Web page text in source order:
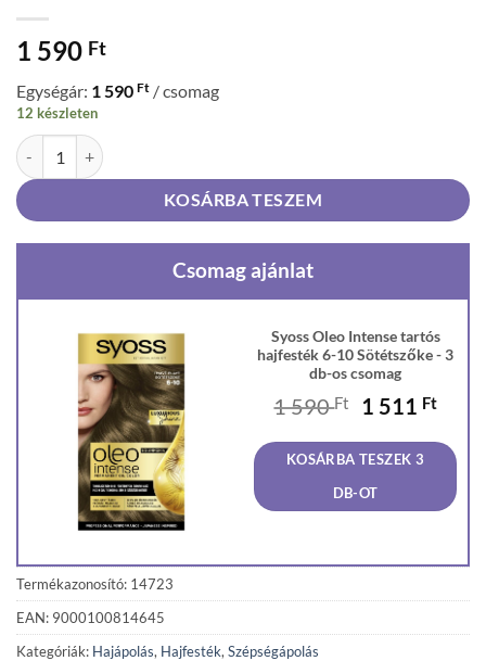
1 590 Ft
Egységár: 1 590 Ft / csomag
12 készleten
Syoss Oleo Intense tartós hajfesték 6-10 Sötétszőke mennyiség
KOSÁRBA TESZEM
Csomag ajánlat
Syoss Oleo Intense tartós
hajfesték 6-10 Sötétszőke - 3
db-os csomag
1 590Ft
Original
was:
1
590 Ft.
1 511 Ft
is:
511
KOSÁRBA TESZEK 3
DB-OT
Termékazonosító: 14723
EAN: 9000100814645
Kategóriák: Hajápolás, Hajfesték, Szépségápolás